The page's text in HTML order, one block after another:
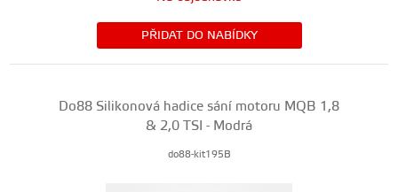
PŘIDAT DO NABÍDKY
Do88 Silikonová hadice sání motoru MQB 1,8
& 2,0 TSI - Modrá
do88-kit195B